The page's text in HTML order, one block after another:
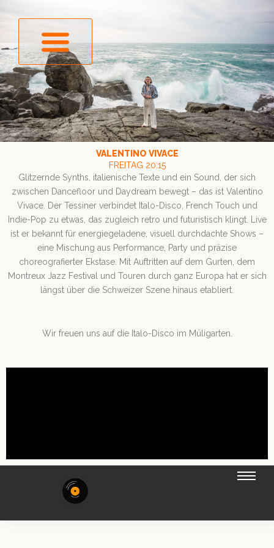
VALENTINO VIVACE
FREITAG 20:15
Glitzernde Synths, italienische Texte und ein Sound, der sich
zwischen Dancefloor und Daydream bewegt – das ist Valentino
Vivace. Der Tessiner verbindet Italo-Disco, French Touch und
Indie-Pop zu etwas, das zugleich retro und futuristisch klingt. Live
ist er bekannt für energiegeladene, visuell durchdachte Shows –
eine Mischung aus Performance, Party und präzise
choreografierter Ekstase. Mit Auftritten auf dem Gurten, dem
Montreux Jazz Festival und Touren durch ganz Europa hat er sich
längst über die Schweizer Szene hinaus etabliert.
Wir freuen uns auf die Italo-Disco im Müligarten.